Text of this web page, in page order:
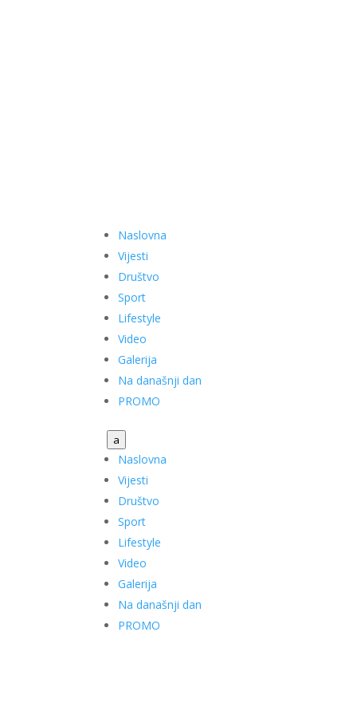
Naslovna
Vijesti
Društvo
Sport
Lifestyle
Video
Galerija
Na današnji dan
PROMO
a
Naslovna
Vijesti
Društvo
Sport
Lifestyle
Video
Galerija
Na današnji dan
PROMO